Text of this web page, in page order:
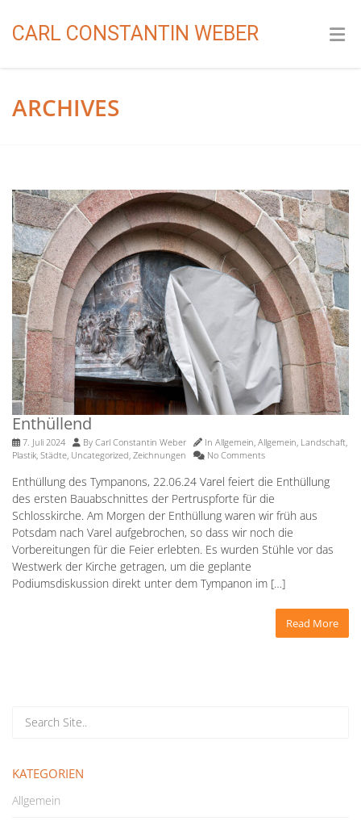
CARL CONSTANTIN WEBER
ARCHIVES
Enthüllend
7. Juli 2024 By Carl Constantin Weber In Allgemein Allgemein Landschaft
Plastik Städte Uncategorized Zeichnungen No Comments
Enthüllung des Tympanons, 22.06.24 Varel feiert die Enthüllung
des ersten Bauabschnittes der Pertruspforte für die
Schlosskirche. Am Morgen der Enthüllung waren wir früh aus
Potsdam nach Varel aufgebrochen, so dass wir noch die
Vorbereitungen für die Feier erlebten. Es wurden Stühle vor das
Westwerk der Kirche getragen, um die geplante
Podiumsdiskussion direkt unter dem Tympanon im […]
Read More
KATEGORIEN
Allgemein